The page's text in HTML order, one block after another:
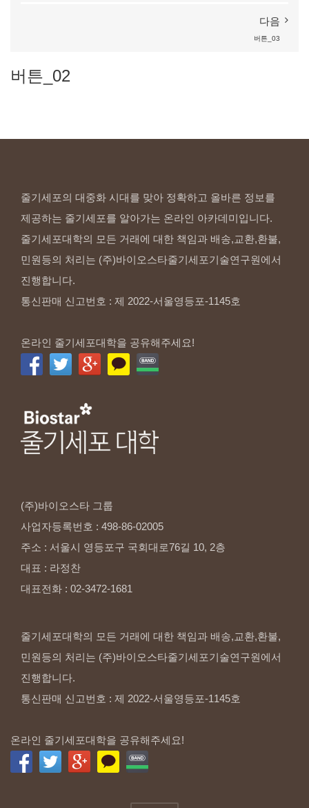
다음
버튼_03
버튼_02
줄기세포의 대중화 시대를 맞아 정확하고 올바른 정보를
제공하는 줄기세포를 알아가는 온라인 아카데미입니다.
줄기세포대학의 모든 거래에 대한 책임과 배송,교환,환불,
민원등의 처리는 (주)바이오스타줄기세포기술연구원에서
진행합니다.
통신판매 신고번호 : 제 2022-서울영등포-1145호
온라인 줄기세포대학을 공유해주세요!
(주)바이오스타 그룹
사업자등록번호 : 498-86-02005
주소 : 서울시 영등포구 국회대로76길 10, 2층
대표 : 라정찬
대표전화 : 02-3472-1681
줄기세포대학의 모든 거래에 대한 책임과 배송,교환,환불,
민원등의 처리는 (주)바이오스타줄기세포기술연구원에서
진행합니다.
통신판매 신고번호 : 제 2022-서울영등포-1145호
온라인 줄기세포대학을 공유해주세요!